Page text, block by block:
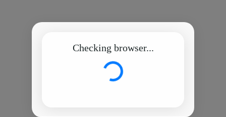
Checking browser...